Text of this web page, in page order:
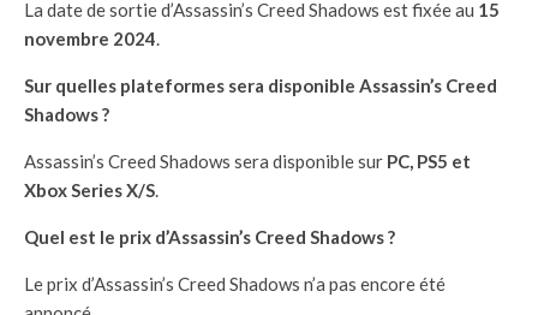
La date de sortie d’Assassin’s Creed Shadows est fixée au 15
novembre 2024.
Sur quelles plateformes sera disponible Assassin’s Creed
Shadows ?
Assassin’s Creed Shadows sera disponible sur PC, PS5 et
Xbox Series X/S.
Quel est le prix d’Assassin’s Creed Shadows ?
Le prix d’Assassin’s Creed Shadows n’a pas encore été